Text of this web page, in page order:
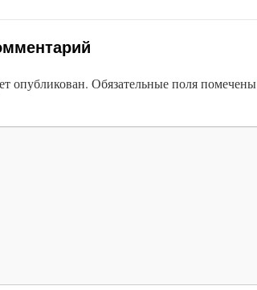
опубликован. Обязательные поля помечены